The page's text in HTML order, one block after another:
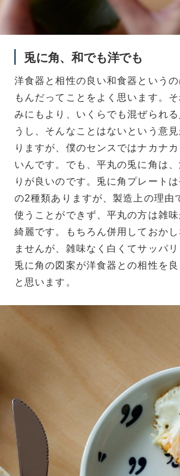
兎に角、和でも洋でも
洋食器と相性の良い和食器という
もんだってことをよく思います。
みにもより、いくらでも混ぜられる
うし、そんなことはないという意
りますが、僕のセンスではナカナ
いんです。でも、平丸の兎に角は
りが良いのです。兎に角プレート
の2種類ありますが、製造上の理由
使うことができず、平丸の方は雑
綺麗です。もちろん併用しておかし
ませんが、雑味なく白くてサッパリ
兎に角の図案が洋食器との相性を
と思います。